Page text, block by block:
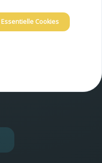
Essentielle Cookies